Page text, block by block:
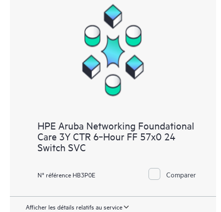
HPE Aruba Networking Foundational
Care 3Y CTR 6‑Hour FF 57x0 24
Switch SVC
N° référence HB3P0E Comparer
Afficher les détails relatifs au service